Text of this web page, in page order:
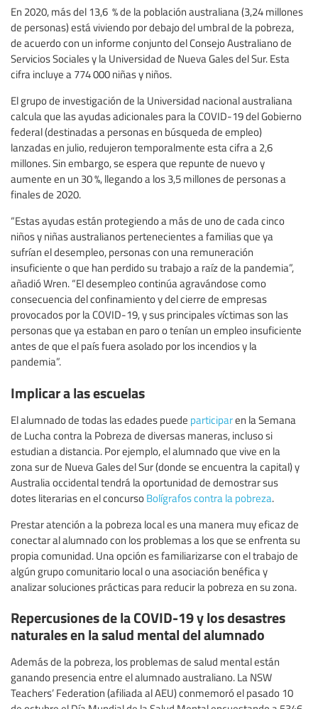
En 2020, más del 13,6 % de la población australiana (3,24 millones
de personas) está viviendo por debajo del umbral de la pobreza,
de acuerdo con un informe conjunto del Consejo Australiano de
Servicios Sociales y la Universidad de Nueva Gales del Sur. Esta
cifra incluye a 774 000 niñas y niños.
El grupo de investigación de la Universidad nacional australiana
calcula que las ayudas adicionales para la COVID-19 del Gobierno
federal (destinadas a personas en búsqueda de empleo)
lanzadas en julio, redujeron temporalmente esta cifra a 2,6
millones. Sin embargo, se espera que repunte de nuevo y
aumente en un 30 %, llegando a los 3,5 millones de personas a
finales de 2020.
“Estas ayudas están protegiendo a más de uno de cada cinco
niños y niñas australianos pertenecientes a familias que ya
sufrían el desempleo, personas con una remuneración
insuficiente o que han perdido su trabajo a raíz de la pandemia”,
añadió Wren. “El desempleo continúa agravándose como
consecuencia del confinamiento y del cierre de empresas
provocados por la COVID-19, y sus principales víctimas son las
personas que ya estaban en paro o tenían un empleo insuficiente
antes de que el país fuera asolado por los incendios y la
pandemia”.
Implicar a las escuelas
El alumnado de todas las edades puede participaren la Semana
de Lucha contra la Pobreza de diversas maneras, incluso si
estudian a distancia. Por ejemplo, el alumnado que vive en la
zona sur de Nueva Gales del Sur (donde se encuentra la capital) y
Australia occidental tendrá la oportunidad de demostrar sus
dotes literarias en el concurso Bolígrafos contra la pobreza.
Prestar atención a la pobreza local es una manera muy eficaz de
conectar al alumnado con los problemas a los que se enfrenta su
propia comunidad. Una opción es familiarizarse con el trabajo de
algún grupo comunitario local o una asociación benéfica y
analizar soluciones prácticas para reducir la pobreza en su zona.
Repercusiones de la COVID-19 y los desastres
naturales en la salud mental del alumnado
Además de la pobreza, los problemas de salud mental están
ganando presencia entre el alumnado australiano. La NSW
Teachers’ Federation (afiliada al AEU) conmemoró el pasado 10